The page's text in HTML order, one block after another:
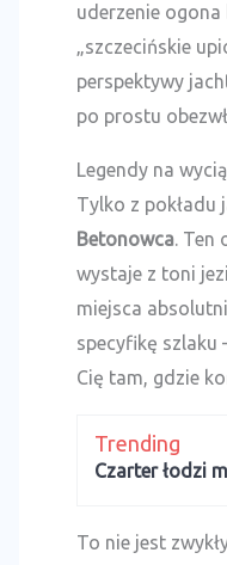
uderzenie
„szczecińskie
perspektywy
po prostu
Legendy na
Tylko z pokładu
Betonowca. Ten
wystaje z toni
miejsca
specyfikę szlaku
Cię tam, gdzie
Trending
Czarter łodzi
To nie jest